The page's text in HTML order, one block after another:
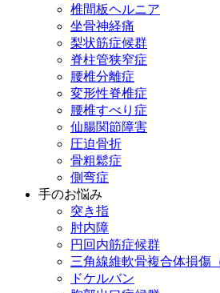
椎間板ヘルニア
坐骨神経痛
梨状筋症候群
脊柱管狭窄症
腰椎分離症
変形性脊椎症
腰椎すべり症
仙腸関節障害
圧迫骨折
骨粗鬆症
側弯症
手のお悩み
突き指
肘内障
円回内筋症候群
三角線維軟骨複合体損傷
ドケルバン